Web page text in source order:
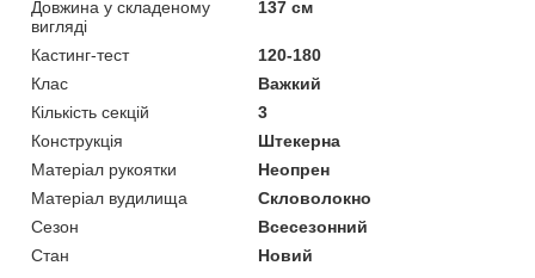
Довжина у складеному
вигляді
137 см
Кастинг-тест
120-180
Клас
Важкий
Кількість секцій
3
Конструкція
Штекерна
Матеріал рукоятки
Неопрен
Матеріал вудилища
Скловолокно
Сезон
Всесезонний
Стан
Новий